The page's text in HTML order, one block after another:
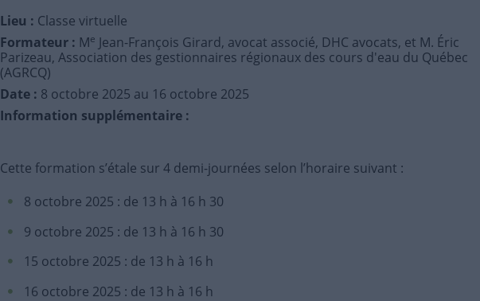
Lieu : Classe virtuelle
Formateur : Me Jean-François Girard, avocat associé, DHC avocats, et M. Éric
Parizeau, Association des gestionnaires régionaux des cours d'eau du Québec
(AGRCQ)
Date : 8 octobre 2025 au 16 octobre 2025
Information supplémentaire :
Cette formation s’étale sur 4 demi-journées selon l’horaire suivant :
8 octobre 2025 : de 13 h à 16 h 30
9 octobre 2025 : de 13 h à 16 h 30
15 octobre 2025 : de 13 h à 16 h
16 octobre 2025 : de 13 h à 16 h